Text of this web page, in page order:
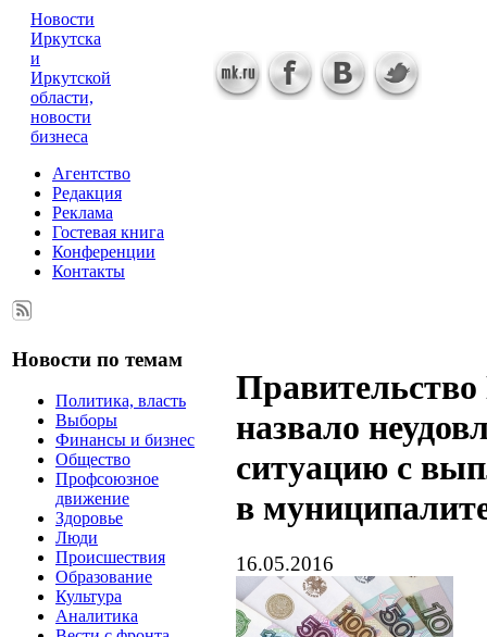
Новости
Иркутска
и
Иркутской
области,
новости
бизнеса
Агентство
Редакция
Реклама
Гостевая книга
Конференции
Контакты
Новости по темам
Политика, власть
Выборы
Финансы и бизнес
Общество
Профсоюзное
движение
Здоровье
Люди
Происшествия
Образование
Культура
Аналитика
назвало
ситуацию с
в
16.05.2016